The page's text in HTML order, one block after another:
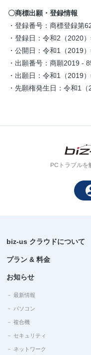
〇商標出願・登録情報
・登録番号：商標登録第
・登録日：令和2（2020
・公開日：令和1（2019
・出願番号：商願2019 -
・出願日：令和1（2019
・先願権発生日：令和1
PCトラブルを
biz-us クラウドについて
プラン & 料金
お知らせ
－ 最新情報
－ パソコン
－ 複合機
－ セキュリティ
－ ネットワーク